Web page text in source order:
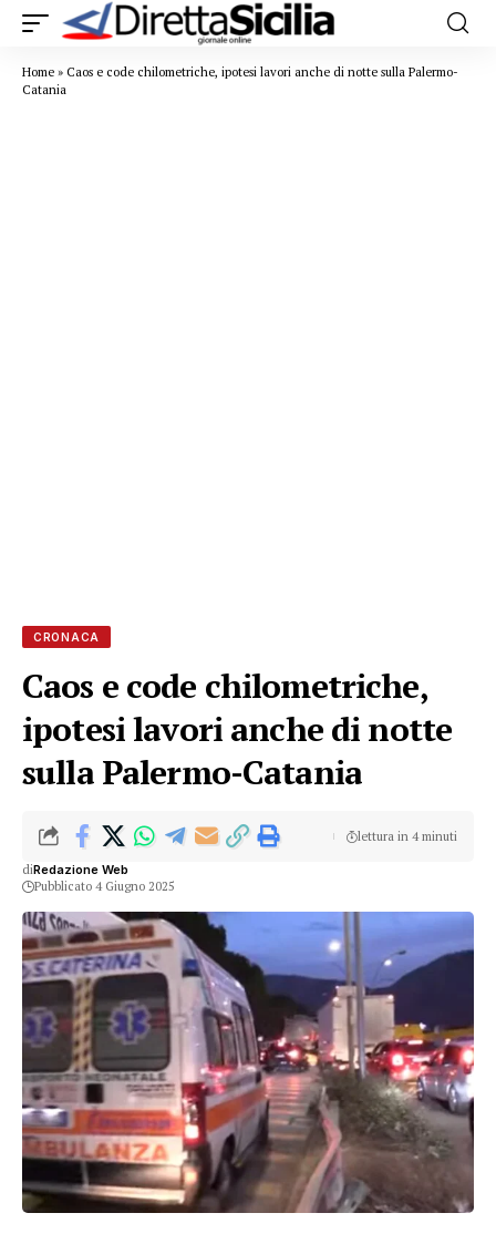
Home » Caos e code chilometriche, ipotesi lavori anche di notte sulla Palermo-
Catania
CRONACA
Caos e code chilometriche,
ipotesi lavori anche di notte
sulla Palermo-Catania
diRedazione Web
Pubblicato 4 Giugno 2025
lettura in 4 minuti